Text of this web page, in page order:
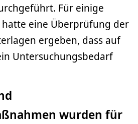
Für einige
eine Überprüfung der
ergeben, dass auf
Untersuchungsbedarf
wurden für